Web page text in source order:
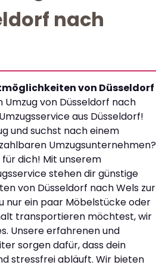
nach
von Düsseldorf
Umzug von Düsseldorf nach
aus Düsseldorf!
und suchst nach einem
Umzugsunternehmen?
für dich! Mit unserem
stehen dir günstige
von Düsseldorf nach Wels zur
nur ein paar Möbelstücke oder
transportieren möchtest, wir
Unsere erfahrenen und
sorgen dafür, dass dein
stressfrei abläuft. Wir bieten